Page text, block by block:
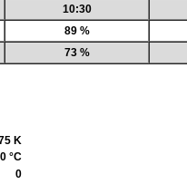
10:30
89 %
73 %
K
°C
0